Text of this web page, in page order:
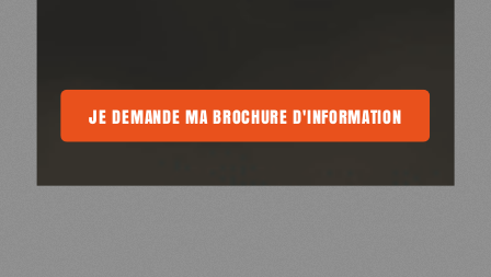
MA BROCHURE D'INFORMATION JE DEMANDE MA BROCHURE
JE DEMANDE MA BROCHURE D'INFORMATION